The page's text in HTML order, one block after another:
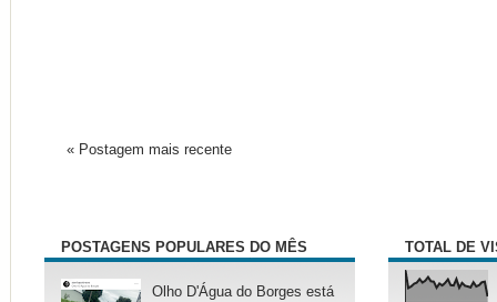
« Postagem mais recente
POSTAGENS POPULARES DO MÊS
Olho D'Água do Borges está
TOTAL DE